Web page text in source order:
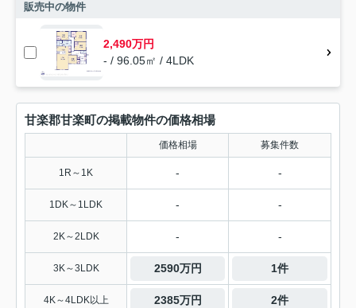
販売中の物件
2,490万円
- / 96.05㎡ / 4LDK
甘楽郡甘楽町の掲載物件の価格相場
価格相場 募集件数
1R～1K - -
1DK～1LDK - -
2K～2LDK - -
3K～3LDK 2590万円 1件
4K～4LDK以上 2385万円 2件